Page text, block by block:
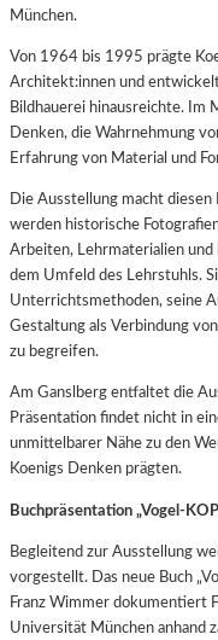
München.
Von 1964 bis 1995 prägte
Architekt:innen und
Bildhauerei hinausreichte. Im
Denken, die Wahrnehmung
Erfahrung von Material und
Die Ausstellung macht
werden historische
Arbeiten, Lehrmaterialien
dem Umfeld des Lehrstuhls.
Unterrichtsmethoden, seine
Gestaltung als Verbindung
zu begreifen.
Am Ganslberg entfaltet die
Präsentation findet nicht in
unmittelbarer Nähe zu den
Koenigs Denken prägten.
Buchpräsentation „Vogel-
Begleitend zur Ausstellung
vorgestellt. Das neue Buch
Franz Wimmer dokumentiert
Universität München anhand